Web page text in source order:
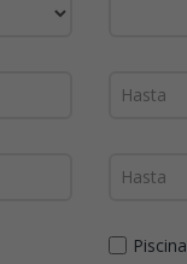
Piscina